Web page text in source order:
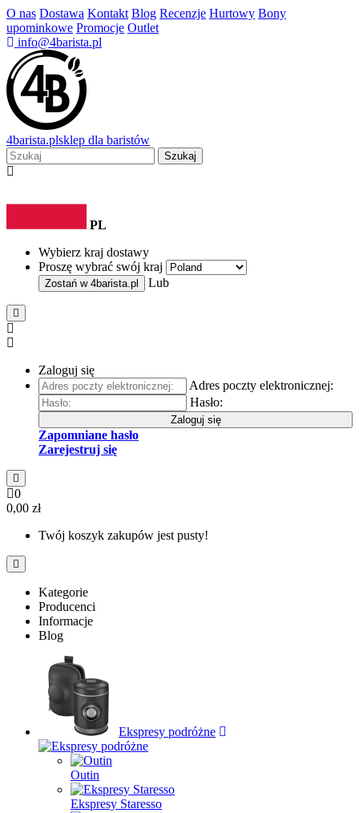
O nas Dostawa Kontakt Blog Recenzje Hurtowy Bony
upominkowe Promocje Outlet
info@4barista.pl
4barista.plsklep dla baristów
Szukaj
PL
Wybierz kraj dostawy
Proszę wybrać swój kraj
Zostań w 4barista.pl Lub
Zaloguj się
Adres poczty elektronicznej:
Hasło:
Zaloguj się
Zapomniane hasło
Zarejestruj się
0
0,00 zł
Twój koszyk zakupów jest pusty!
Kategorie
Producenci
Informacje
Blog
Ekspresy podróżne
Outin
Ekspresy Staresso